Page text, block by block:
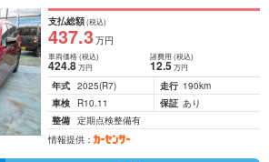
支払総額(税込)
437.3万円
車両価格(税込)
424.8万円
諸費用 (税込)
12.5 万円
年式 2025(R7) 走行 190km
車検
R10.11 保証 あり
整備 定期点検整備有
情報提供：